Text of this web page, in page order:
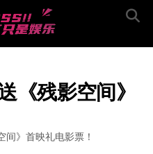
《残影空间》
间》首映礼电影票！